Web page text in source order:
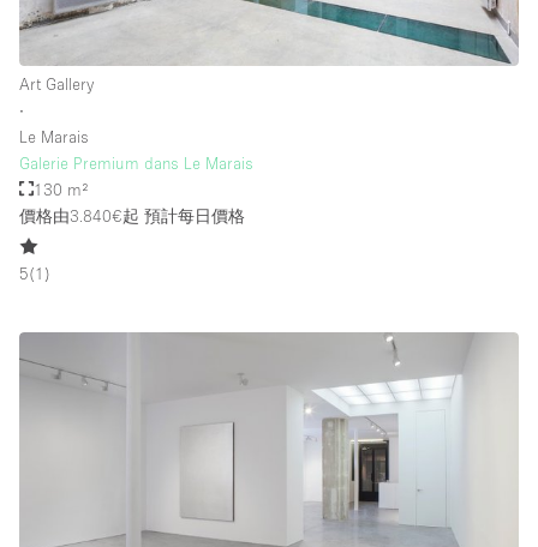
Art Gallery
∙
Le Marais
Galerie Premium dans Le Marais
130 m²
價格由3.840€起 預計每日價格
5(1 )